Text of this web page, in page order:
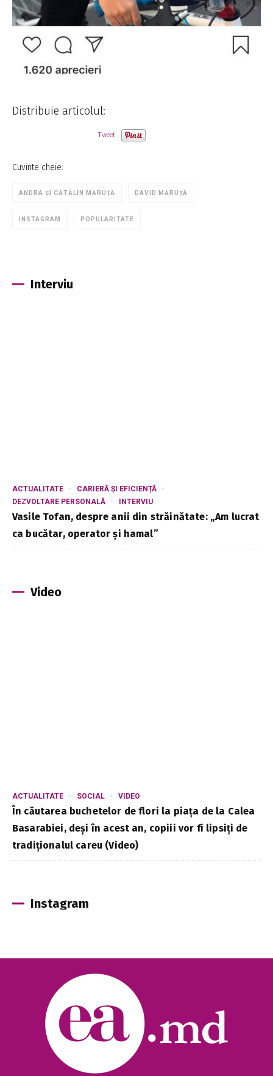
Distribuie articolul:
Tweet
Cuvinte cheie:
ANDRA ȘI CĂTĂLIN MĂRUȚĂ DAVID MĂRUȚĂ
INSTAGRAM POPULARITATE
Interviu
ACTUALITATE
CARIERĂ ȘI EFICIENȚĂ
DEZVOLTARE PERSONALĂ
INTERVIU
Vasile Tofan, despre anii din străinătate: „Am lucrat
ca bucătar, operator și hamal”
Video
ACTUALITATE SOCIAL VIDEO
În căutarea buchetelor de flori la piața de la Calea
Basarabiei, deși în acest an, copiii vor fi lipsiți de
tradiționalul careu (Video)
Instagram